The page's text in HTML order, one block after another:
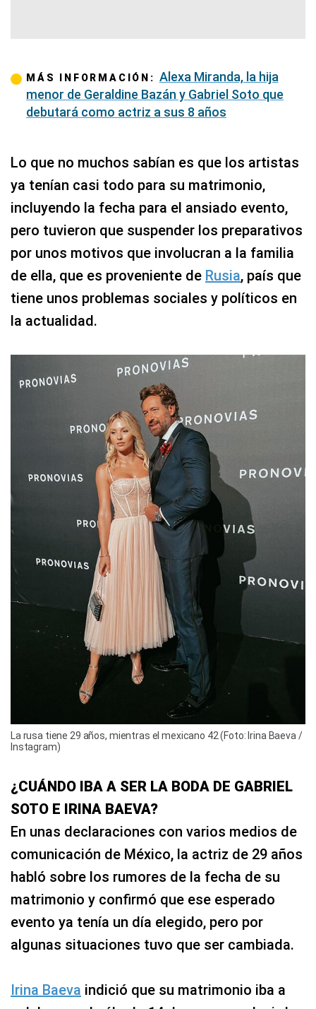
MÁS INFORMACIÓN: Alexa Miranda, la hija
menor de Geraldine Bazán y Gabriel Soto que
debutará como actriz a sus 8 años
Lo que no muchos sabían es que los artistas
ya tenían casi todo para su matrimonio,
incluyendo la fecha para el ansiado evento,
pero tuvieron que suspender los preparativos
por unos motivos que involucran a la familia
de ella, que es proveniente de Rusia, país que
tiene unos problemas sociales y políticos en
la actualidad.
La rusa tiene 29 años, mientras el mexicano 42 (Foto: Irina Baeva /
Instagram)
¿CUÁNDO IBA A SER LA BODA DE GABRIEL
SOTO E IRINA BAEVA?
En unas declaraciones con varios medios de
comunicación de México, la actriz de 29 años
habló sobre los rumores de la fecha de su
matrimonio y confirmó que ese esperado
evento ya tenía un día elegido, pero por
algunas situaciones tuvo que ser cambiada.
Irina Baeva indició que su matrimonio iba a